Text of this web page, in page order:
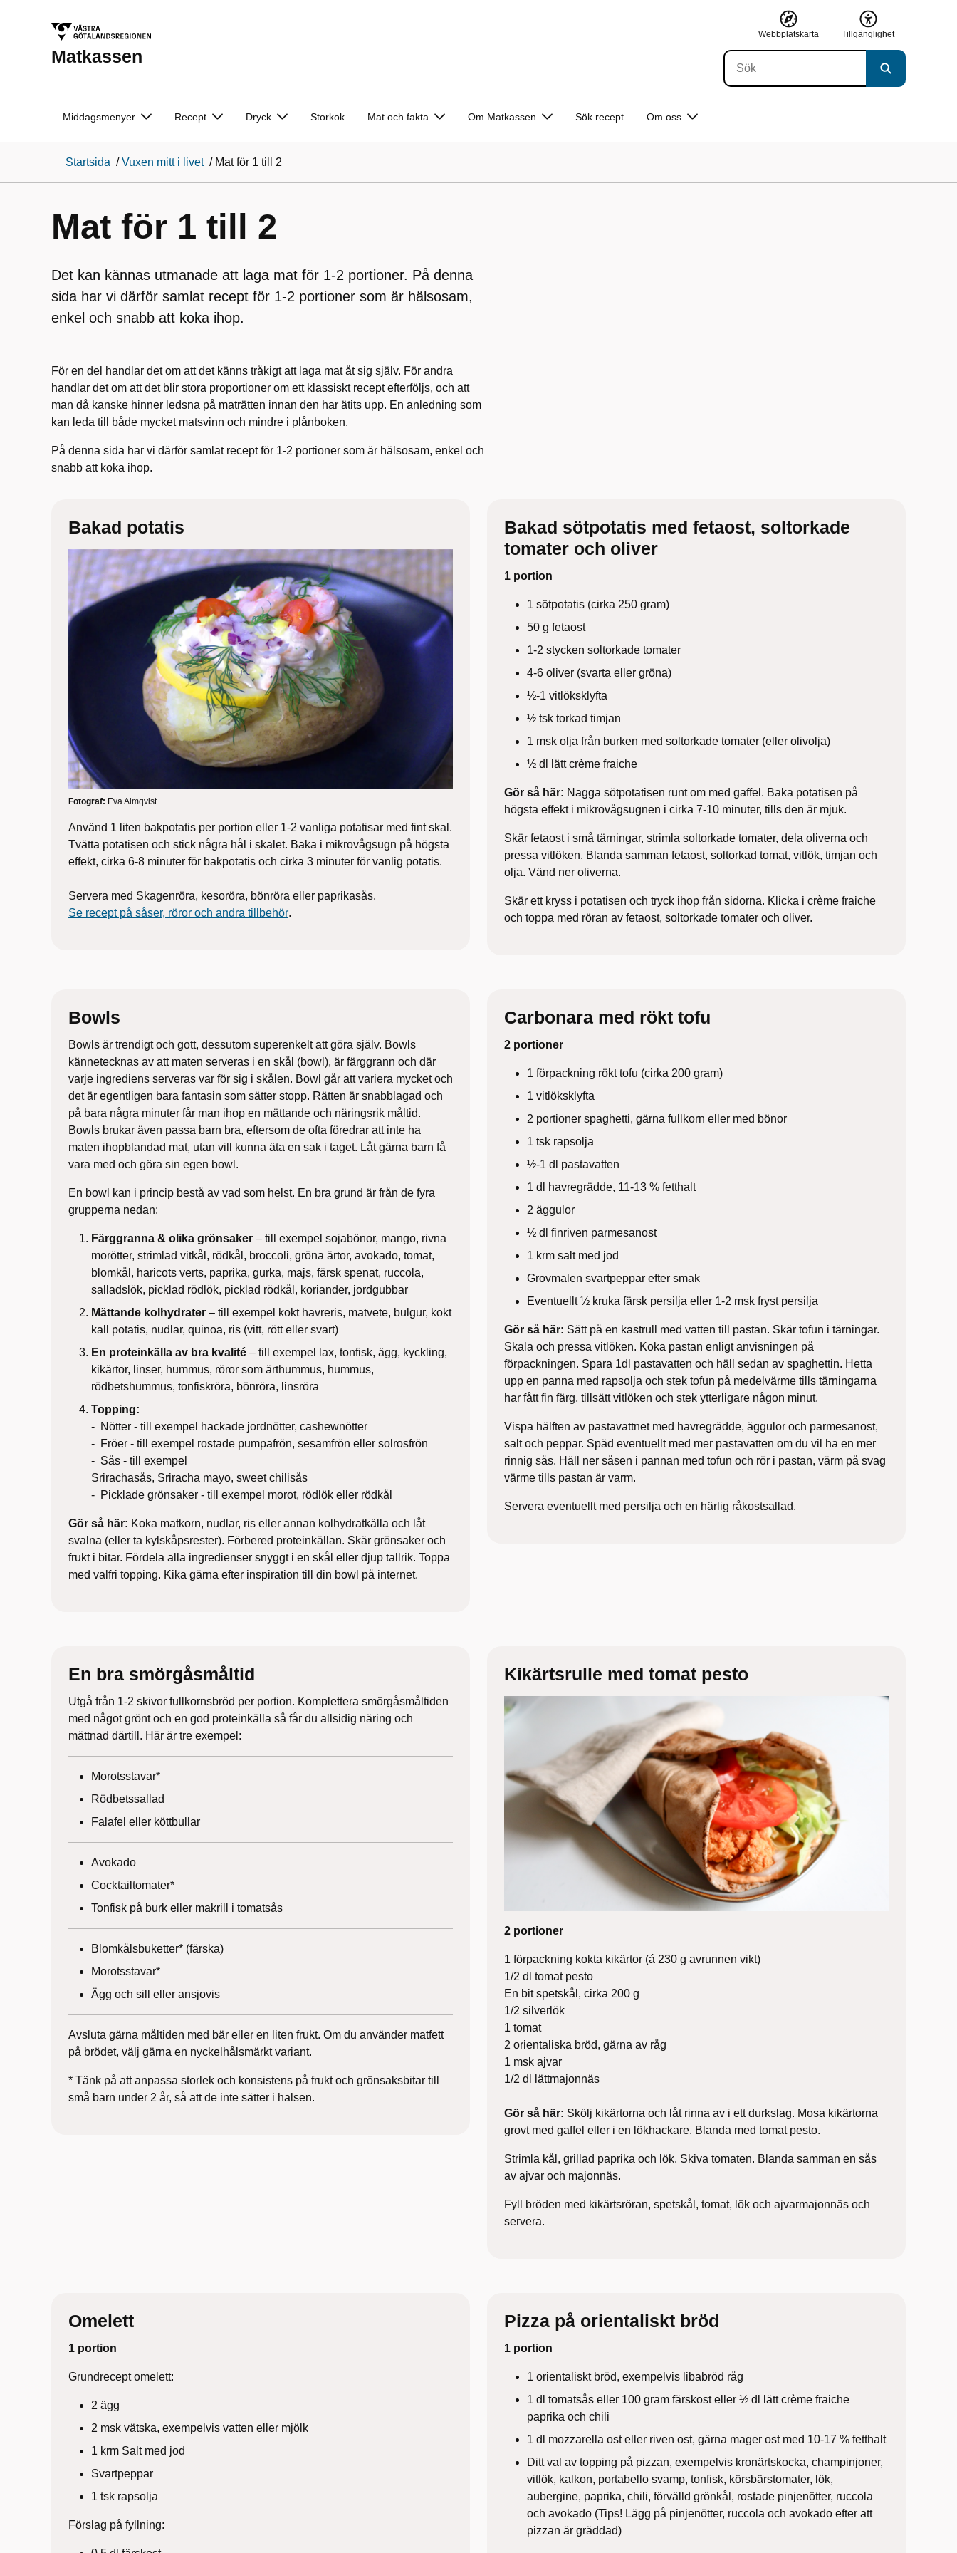
Matkassen
Webbplatskarta Tillgänglighet
Middagsmenyer Recept Dryck Storkok Mat och fakta Om Matkassen Sök recept Om oss
Startsida /Vuxen mitt i livet / Mat för 1 till 2
Mat för 1 till 2
Det kan kännas utmanade att laga mat för 1-2 portioner. På denna
sida har vi därför samlat recept för 1-2 portioner som är hälsosam,
enkel och snabb att koka ihop.
För en del handlar det om att det känns tråkigt att laga mat åt sig själv. För andra
handlar det om att det blir stora proportioner om ett klassiskt recept efterföljs, och att
man då kanske hinner ledsna på maträtten innan den har ätits upp. En anledning som
kan leda till både mycket matsvinn och mindre i plånboken.
På denna sida har vi därför samlat recept för 1-2 portioner som är hälsosam, enkel och
snabb att koka ihop.
Bakad potatis
Fotograf: Eva Almqvist
Använd 1 liten bakpotatis per portion eller 1-2 vanliga potatisar med fint skal.
Tvätta potatisen och stick några hål i skalet. Baka i mikrovågsugn på högsta
effekt, cirka 6-8 minuter för bakpotatis och cirka 3 minuter för vanlig potatis.
Servera med Skagenröra, kesoröra, bönröra eller paprikasås.
Se recept på såser, röror och andra tillbehör.
Bakad sötpotatis med fetaost, soltorkade
tomater och oliver
1 portion
1 sötpotatis (cirka 250 gram)
50 g fetaost
1-2 stycken soltorkade tomater
4-6 oliver (svarta eller gröna)
½-1 vitlöksklyfta
½ tsk torkad timjan
1 msk olja från burken med soltorkade tomater (eller olivolja)
½ dl lätt crème fraiche
Gör så här: Nagga sötpotatisen runt om med gaffel. Baka potatisen på
högsta effekt i mikrovågsugnen i cirka 7-10 minuter, tills den är mjuk.
Skär fetaost i små tärningar, strimla soltorkade tomater, dela oliverna och
pressa vitlöken. Blanda samman fetaost, soltorkad tomat, vitlök, timjan och
olja. Vänd ner oliverna.
Skär ett kryss i potatisen och tryck ihop från sidorna. Klicka i crème fraiche
och toppa med röran av fetaost, soltorkade tomater och oliver.
Bowls
Bowls är trendigt och gott, dessutom superenkelt att göra själv. Bowls
kännetecknas av att maten serveras i en skål (bowl), är färggrann och där
varje ingrediens serveras var för sig i skålen. Bowl går att variera mycket och
det är egentligen bara fantasin som sätter stopp. Rätten är snabblagad och
på bara några minuter får man ihop en mättande och näringsrik måltid.
Bowls brukar även passa barn bra, eftersom de ofta föredrar att inte ha
maten ihopblandad mat, utan vill kunna äta en sak i taget. Låt gärna barn få
vara med och göra sin egen bowl.
En bowl kan i princip bestå av vad som helst. En bra grund är från de fyra
grupperna nedan:
Färggranna & olika grönsaker – till exempel sojabönor, mango, rivna
morötter, strimlad vitkål, rödkål, broccoli, gröna ärtor, avokado, tomat,
blomkål, haricots verts, paprika, gurka, majs, färsk spenat, ruccola,
salladslök, picklad rödlök, picklad rödkål, koriander, jordgubbar
Mättande kolhydrater – till exempel kokt havreris, matvete, bulgur, kokt
kall potatis, nudlar, quinoa, ris (vitt, rött eller svart)
En proteinkälla av bra kvalité – till exempel lax, tonfisk, ägg, kyckling,
kikärtor, linser, hummus, röror som ärthummus, hummus,
rödbetshummus, tonfiskröra, bönröra, linsröra
Topping:
- Nötter - till exempel hackade jordnötter, cashewnötter
- Fröer - till exempel rostade pumpafrön, sesamfrön eller solrosfrön
- Sås - till exempel
Srirachasås, Sriracha mayo, sweet chilisås
- Picklade grönsaker - till exempel morot, rödlök eller rödkål
Gör så här: Koka matkorn, nudlar, ris eller annan kolhydratkälla och låt
svalna (eller ta kylskåpsrester). Förbered proteinkällan. Skär grönsaker och
frukt i bitar. Fördela alla ingredienser snyggt i en skål eller djup tallrik. Toppa
med valfri topping. Kika gärna efter inspiration till din bowl på internet.
Carbonara med rökt tofu
2 portioner
1 förpackning rökt tofu (cirka 200 gram)
1 vitlöksklyfta
2 portioner spaghetti, gärna fullkorn eller med bönor
1 tsk rapsolja
½-1 dl pastavatten
1 dl havregrädde, 11-13 % fetthalt
2 äggulor
½ dl finriven parmesanost
1 krm salt med jod
Grovmalen svartpeppar efter smak
Eventuellt ½ kruka färsk persilja eller 1-2 msk fryst persilja
Gör så här: Sätt på en kastrull med vatten till pastan. Skär tofun i tärningar.
Skala och pressa vitlöken. Koka pastan enligt anvisningen på
förpackningen. Spara 1dl pastavatten och häll sedan av spaghettin. Hetta
upp en panna med rapsolja och stek tofun på medelvärme tills tärningarna
har fått fin färg, tillsätt vitlöken och stek ytterligare någon minut.
Vispa hälften av pastavattnet med havregrädde, äggulor och parmesanost,
salt och peppar. Späd eventuellt med mer pastavatten om du vil ha en mer
rinnig sås. Häll ner såsen i pannan med tofun och rör i pastan, värm på svag
värme tills pastan är varm.
Servera eventuellt med persilja och en härlig råkostsallad.
En bra smörgåsmåltid
Utgå från 1-2 skivor fullkornsbröd per portion. Komplettera smörgåsmåltiden
med något grönt och en god proteinkälla så får du allsidig näring och
mättnad därtill. Här är tre exempel:
Morotsstavar*
Rödbetssallad
Falafel eller köttbullar
Avokado
Cocktailtomater*
Tonfisk på burk eller makrill i tomatsås
Blomkålsbuketter* (färska)
Morotsstavar*
Ägg och sill eller ansjovis
Avsluta gärna måltiden med bär eller en liten frukt. Om du använder matfett
på brödet, välj gärna en nyckelhålsmärkt variant.
* Tänk på att anpassa storlek och konsistens på frukt och grönsaksbitar till
små barn under 2 år, så att de inte sätter i halsen.
Kikärtsrulle med tomat pesto
2 portioner
1 förpackning kokta kikärtor (á 230 g avrunnen vikt)
1/2 dl tomat pesto
En bit spetskål, cirka 200 g
1/2 silverlök
1 tomat
2 orientaliska bröd, gärna av råg
1 msk ajvar
1/2 dl lättmajonnäs
Gör så här: Skölj kikärtorna och låt rinna av i ett durkslag. Mosa kikärtorna
grovt med gaffel eller i en lökhackare. Blanda med tomat pesto.
Strimla kål, grillad paprika och lök. Skiva tomaten. Blanda samman en sås
av ajvar och majonnäs.
Fyll bröden med kikärtsröran, spetskål, tomat, lök och ajvarmajonnäs och
servera.
Omelett
1 portion
Grundrecept omelett:
2 ägg
2 msk vätska, exempelvis vatten eller mjölk
1 krm Salt med jod
Svartpeppar
1 tsk rapsolja
Förslag på fyllning:
Pizza på orientaliskt bröd
1 portion
1 orientaliskt bröd, exempelvis libabröd råg
1 dl tomatsås eller 100 gram färskost eller ½ dl lätt crème fraiche
paprika och chili
1 dl mozzarella ost eller riven ost, gärna mager ost med 10-17 % fetthalt
Ditt val av topping på pizzan, exempelvis kronärtskocka, champinjoner,
vitlök, kalkon, portabello svamp, tonfisk, körsbärstomater, lök,
aubergine, paprika, chili, förvälld grönkål, rostade pinjenötter, ruccola
och avokado (Tips! Lägg på pinjenötter, ruccola och avokado efter att
pizzan är gräddad)